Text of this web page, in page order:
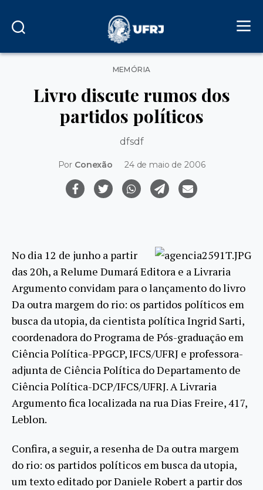
Categorias
MEMÓRIA
Livro discute rumos dos
partidos políticos
dfsdf
Por Conexão 24 de maio de 2006
No dia 12 de junho a partir
das 20h, a Relume Dumará Editora e a Livraria
Argumento convidam para o lançamento do livro
Da outra margem do rio: os partidos políticos em
busca da utopia, da cientista política Ingrid Sarti,
coordenadora do Programa de Pós-graduação em
Ciência Política-PPGCP, IFCS/UFRJ e professora-
adjunta de Ciência Política do Departamento de
Ciência Política-DCP/IFCS/UFRJ. A Livraria
Argumento fica localizada na rua Dias Freire, 417,
Leblon.
Confira, a seguir, a resenha de Da outra margem
do rio: os partidos políticos em busca da utopia,
um texto editado por Daniele Robert a partir dos